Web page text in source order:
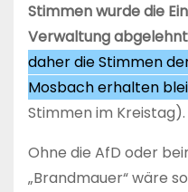
Stimmen wurde die
Verwaltung
daher die Stimmen
Mosbach erhalten
Stimmen im Kreistag).
Ohne die AfD oder
„Brandmauer“ wäre